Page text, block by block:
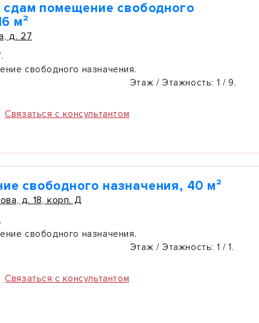
помещение свободного
м²
д. 27
свободного назначения.
Этаж / Этажность: 1 / 9.
Связаться с консультантом
свободного назначения, 40 м²
д. 18, корп. Д
свободного назначения.
Этаж / Этажность: 1 / 1.
Связаться с консультантом